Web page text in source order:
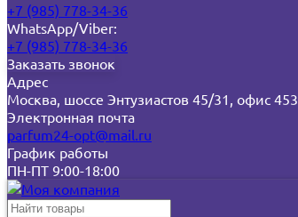
+7 (985) 778-34-36
WhatsApp/Viber:
+7 (985) 778-34-36
Заказать звонок
Адрес
Москва, шоссе Энтузиастов 45/31, офис 453
Электронная почта
parfum24-opt@mail.ru
График работы
ПН-ПТ 9:00-18:00